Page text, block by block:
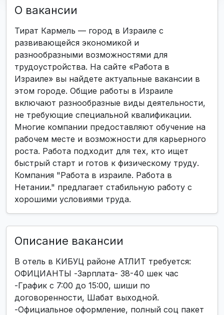
О вакансии
Тират Кармель — город в Израиле с
развивающейся экономикой и
разнообразными возможностями для
трудоустройства. На сайте «Работа в
Израиле» вы найдете актуальные вакансии в
этом городе. Общие работы в Израиле
включают разнообразные виды деятельности,
не требующие специальной квалификации.
Многие компании предоставляют обучение на
рабочем месте и возможности для карьерного
роста. Работа подходит для тех, кто ищет
быстрый старт и готов к физическому труду.
Компания "Работа в израиле. Работа в
Нетании." предлагает стабильную работу с
хорошими условиями труда.
Описание вакансии
В отель в КИБУЦ районе АТЛИТ требуется:
ОФИЦИАНТЫ -Зарплата- 38-40 шек час
-График с 7:00 до 15:00, шиши по
договоренности, Шабат выходной.
-Официальное оформление, полный соц пакет